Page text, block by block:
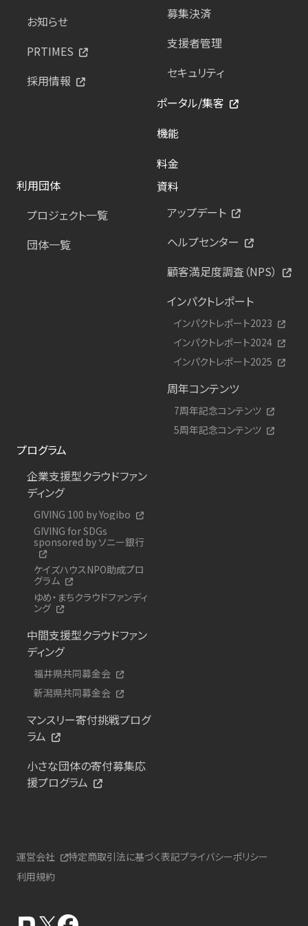
お知らせ
PRTIMES
採用情報
募集決済
支援者管理
セキュリティ
ポータル/集客
機能
料金
利用団体
プロジェクト一覧
団体一覧
資料
アップデート
ヘルプセンター
顧客満足度調査（NPS）
インパクトレポート
インパクトレポート2023
インパクトレポート2024
インパクトレポート2025
周年コンテンツ
7周年記念コンテンツ
5周年記念コンテンツ
プログラム
企業支援型クラウドファン
ディング
GIVING 100 by Yogibo
GIVING for SDGs
sponsored by ソニー銀行
ケイズハウスNPO助成プロ
グラム
ゆめ・まちクラウドファンディ
ング
中間支援型クラウドファン
ディング
福井県共同募金会
新潟県共同募金会
マンスリー寄付挑戦プログ
ラム
小さな団体の寄付募集応
援プログラム
運営会社 特定商取引法に基づく表記プライバシーポリシー
利用規約